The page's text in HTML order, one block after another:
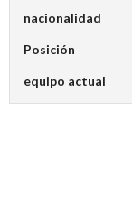
nacionalidad
Posición
equipo actual